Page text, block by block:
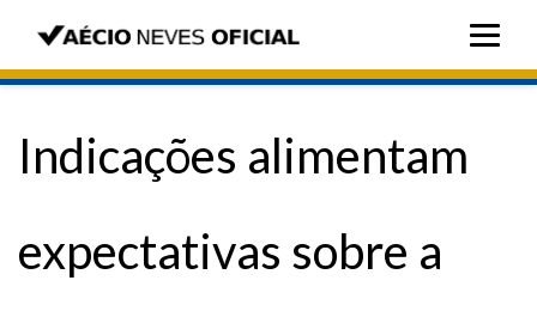
Indicações alimentam
expectativas sobre a